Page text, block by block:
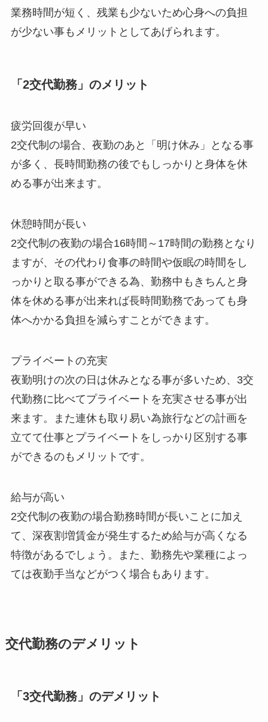
業務時間が短く、残業も少ないため心身への負担
が少ない事もメリットとしてあげられます。
「2交代勤務」のメリット
疲労回復が早い
2交代制の場合、夜勤のあと「明け休み」となる事
が多く、長時間勤務の後でもしっかりと身体を休
める事が出来ます。
休憩時間が長い
2交代制の夜勤の場合16時間～17時間の勤務となり
ますが、その代わり食事の時間や仮眠の時間をし
っかりと取る事ができる為、勤務中もきちんと身
体を休める事が出来れば長時間勤務であっても身
体へかかる負担を減らすことができます。
プライベートの充実
夜勤明けの次の日は休みとなる事が多いため、3交
代勤務に比べてプライベートを充実させる事が出
来ます。また連休も取り易い為旅行などの計画を
立てて仕事とプライベートをしっかり区別する事
ができるのもメリットです。
給与が高い
2交代制の夜勤の場合勤務時間が長いことに加え
て、深夜割増賃金が発生するため給与が高くなる
特徴があるでしょう。また、勤務先や業種によっ
ては夜勤手当などがつく場合もあります。
交代勤務のデメリット
「3交代勤務」のデメリット